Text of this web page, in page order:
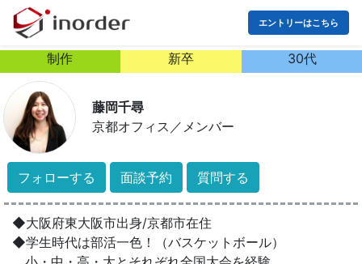
エントリーはこちら
制作 新卒 30代
藤岡千尋
京都オフィス ／ メンバー
フォローする 面談予約 質問する
◆大阪府東大阪市出身/京都市在住
◆学生時代は部活一色！（バスケットボール）